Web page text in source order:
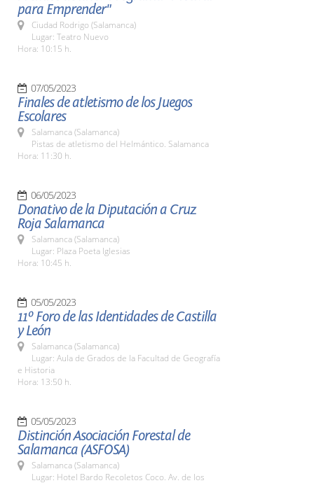
para Emprender"
Ciudad Rodrigo (Salamanca)
Lugar: Teatro Nuevo
Hora: 10:15 h.
07/05/2023
Finales de atletismo de los Juegos
Escolares
Salamanca (Salamanca)
Pistas de atletismo del Helmántico. Salamanca
Hora: 11:30 h.
06/05/2023
Donativo de la Diputación a Cruz
Roja Salamanca
Salamanca (Salamanca)
Lugar: Plaza Poeta Iglesias
Hora: 10:45 h.
05/05/2023
11º Foro de las Identidades de Castilla
y León
Salamanca (Salamanca)
Lugar: Aula de Grados de la Facultad de Geografía
e Historia
Hora: 13:50 h.
05/05/2023
Distinción Asociación Forestal de
Salamanca (ASFOSA)
Salamanca (Salamanca)
Lugar: Hotel Bardo Recoletos Coco. Av. de los